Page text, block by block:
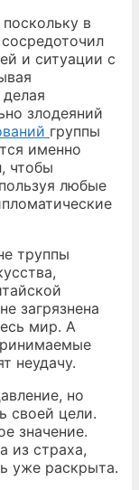
в
и ситуации с
злодеяний
группы
именно
чтобы
любые
труппы
загрязнена
мир. А
неудачу.
но
своей цели.
значение.
из страха,
уже раскрыта.